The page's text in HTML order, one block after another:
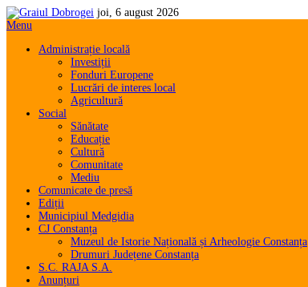
joi, 6 august 2026
Menu
Administrație locală
Investiții
Fonduri Europene
Lucrări de interes local
Agricultură
Social
Sănătate
Educație
Cultură
Comunitate
Mediu
Comunicate de presă
Ediții
Municipiul Medgidia
CJ Constanța
Muzeul de Istorie Națională și Arheologie Constanța
Drumuri Județene Constanța
S.C. RAJA S.A.
Anunțuri